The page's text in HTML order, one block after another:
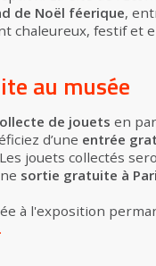
de Noël féerique,
chaleureux, festif et
au musée
de jouets en
d’une entrée
jouets collectés
sortie gratuite à
à l'exposition